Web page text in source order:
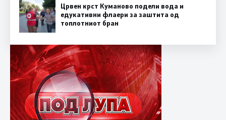
Црвен крст Куманово подели вода и
едукативни флаери за заштита од
топлотниот бран